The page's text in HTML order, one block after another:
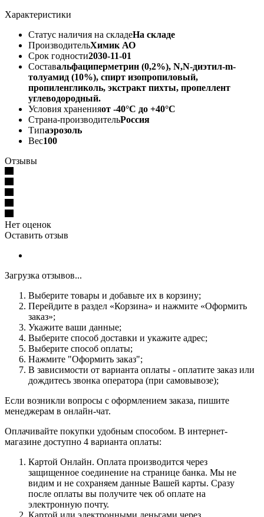
Характеристики
Статус наличия на складеНа складе
ПроизводительХимик АО
Срок годности2030-11-01
Составальфациперметрин (0,2%), N,N-диэтил-m-
толуамид (10%), спирт изопропиловый,
пропиленгликоль, экстракт пихты, пропеллент
углеводородный.
Условия храненияот -40°С до +40°С
Страна-производительРоссия
Типаэрозоль
Вес100
Отзывы
Нет оценок
Оставить отзыв
Загрузка отзывов...
Выберите товары и добавьте их в корзину;
Перейдите в раздел «Корзина» и нажмите «Оформить
заказ»;
Укажите ваши данные;
Выберите способ доставки и укажите адрес;
Выберите способ оплаты;
Нажмите "Оформить заказ";
В зависимости от варианта оплаты - оплатите заказ или
дождитесь звонка оператора (при самовывозе);
Если возникли вопросы с оформлением заказа, пишите
менеджерам в онлайн-чат.
Оплачивайте покупки удобным способом. В интернет-
магазине доступно 4 варианта оплаты:
Картой Онлайн. Оплата производится через
защищенное соединение на странице банка. Мы не
видим и не сохраняем данные Вашей карты. Сразу
после оплаты вы получите чек об оплате на
электронную почту.
Картой или электронными деньгами через